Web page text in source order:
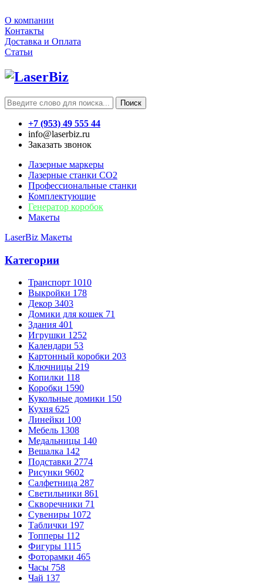
О компании
Контакты
Доставка и Оплата
Статьи
Поиск
+7 (953) 49 555 44
info@laserbiz.ru
Заказать звонок
Лазерные маркеры
Лазерные станки CO2
Профессиональные станки
Комплектующие
Генератор коробок
Макеты
LaserBiz Макеты
Категории
Транспорт 1010
Выкройки 178
Декор 3403
Домики для кошек 71
Здания 401
Игрушки 1252
Календари 53
Картонный коробки 203
Ключницы 219
Копилки 118
Коробки 1590
Кукольные домики 150
Кухня 625
Линейки 100
Мебель 1308
Медальницы 140
Вешалка 142
Подставки 2774
Рисунки 9602
Салфетница 287
Светильники 861
Скворечники 71
Сувениры 1072
Таблички 197
Топперы 112
Фигуры 1115
Фоторамки 465
Часы 758
Чай 137